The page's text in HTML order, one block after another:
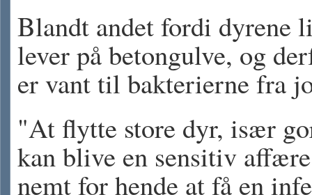
Blandt andet fordi dyrene
lever på betongulve, og
er vant til bakterierne fra
"At flytte store dyr, især
kan blive en sensitiv
nemt for hende at få en